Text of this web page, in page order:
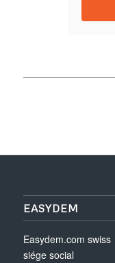
EASYDEM
Easydem.com swiss
siége social